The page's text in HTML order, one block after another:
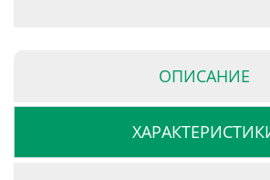
ОПИСАНИЕ